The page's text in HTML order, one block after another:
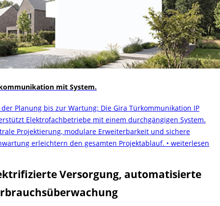
mit System.
der Planung bis zur Wartung: Die Gira Türkommunikation IP
Elektrofachbetriebe mit einem durchgängigen System.
Projektierung, modulare Erweiterbarkeit und sichere
erleichtern den gesamten Projektablauf. ‣ weiterlesen
Versorgung, automatisierte